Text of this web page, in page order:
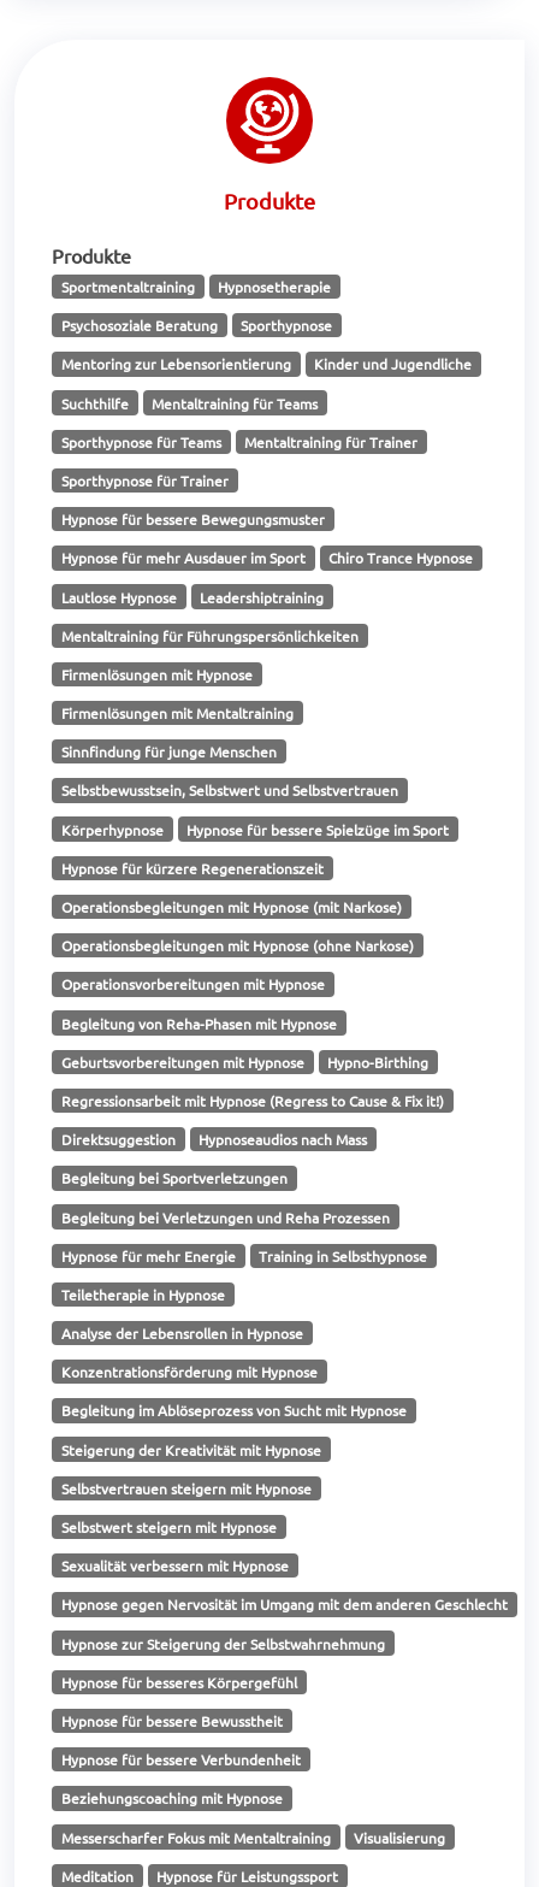
Produkte
Produkte
Sportmentaltraining Hypnosetherapie
Psychosoziale Beratung Sporthypnose
Mentoring zur Lebensorientierung Kinder und Jugendliche
Suchthilfe Mentaltraining für Teams
Sporthypnose für Teams Mentaltraining für Trainer
Sporthypnose für Trainer
Hypnose für bessere Bewegungsmuster
Hypnose für mehr Ausdauer im Sport Chiro Trance Hypnose
Lautlose Hypnose Leadershiptraining
Mentaltraining für Führungspersönlichkeiten
Firmenlösungen mit Hypnose
Firmenlösungen mit Mentaltraining
Sinnfindung für junge Menschen
Selbstbewusstsein, Selbstwert und Selbstvertrauen
Körperhypnose Hypnose für bessere Spielzüge im Sport
Hypnose für kürzere Regenerationszeit
Operationsbegleitungen mit Hypnose (mit Narkose)
Operationsbegleitungen mit Hypnose (ohne Narkose)
Operationsvorbereitungen mit Hypnose
Begleitung von Reha-Phasen mit Hypnose
Geburtsvorbereitungen mit Hypnose Hypno-Birthing
Regressionsarbeit mit Hypnose (Regress to Cause & Fix it!)
Direktsuggestion Hypnoseaudios nach Mass
Begleitung bei Sportverletzungen
Begleitung bei Verletzungen und Reha Prozessen
Hypnose für mehr Energie Training in Selbsthypnose
Teiletherapie in Hypnose
Analyse der Lebensrollen in Hypnose
Konzentrationsförderung mit Hypnose
Begleitung im Ablöseprozess von Sucht mit Hypnose
Steigerung der Kreativität mit Hypnose
Selbstvertrauen steigern mit Hypnose
Selbstwert steigern mit Hypnose
Sexualität verbessern mit Hypnose
Hypnose gegen Nervosität im Umgang mit dem anderen Geschlecht
Hypnose zur Steigerung der Selbstwahrnehmung
Hypnose für besseres Körpergefühl
Hypnose für bessere Bewusstheit
Hypnose für bessere Verbundenheit
Beziehungscoaching mit Hypnose
Messerscharfer Fokus mit Mentaltraining Visualisierung
Meditation Hypnose für Leistungssport